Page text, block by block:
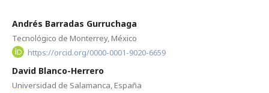
Andrés Barradas Gurruchaga
Tecnológico de Monterrey, México
https://orcid.org/0000-0001-9020-6659
David Blanco-Herrero
Universidad de Salamanca, España